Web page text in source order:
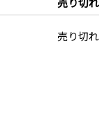
売り切れ
売り切れ